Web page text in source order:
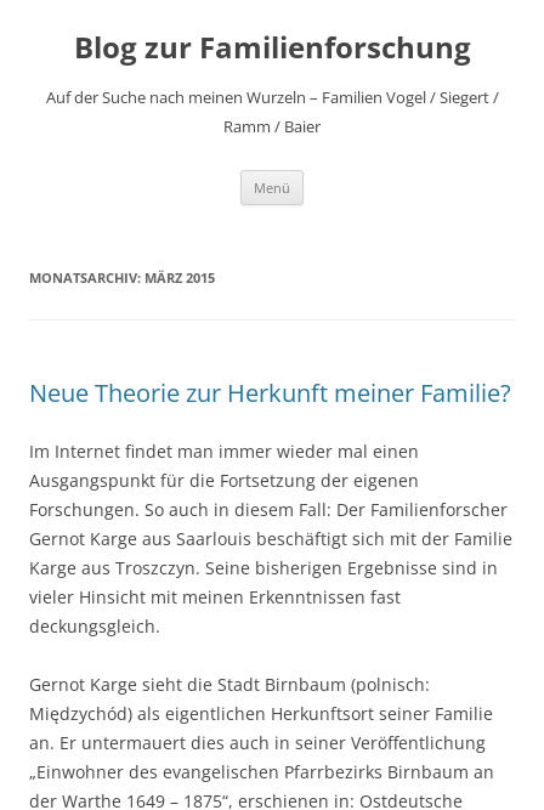
springenBlog zur Familienforschung
Auf der Suche nach meinen Wurzeln – Familien Vogel / Siegert /
Ramm / Baier
Menü
MONATSARCHIV: MÄRZ 2015
Neue Theorie zur Herkunft meiner Familie?
Im Internet findet man immer wieder mal einen
Ausgangspunkt für die Fortsetzung der eigenen
Forschungen. So auch in diesem Fall: Der Familienforscher
Gernot Karge aus Saarlouis beschäftigt sich mit der Familie
Karge aus Troszczyn. Seine bisherigen Ergebnisse sind in
vieler Hinsicht mit meinen Erkenntnissen fast
deckungsgleich.
Gernot Karge sieht die Stadt Birnbaum (polnisch:
Międzychód) als eigentlichen Herkunftsort seiner Familie
an. Er untermauert dies auch in seiner Veröffentlichung
„Einwohner des evangelischen Pfarrbezirks Birnbaum an
der Warthe 1649 – 1875“, erschienen in: Ostdeutsche